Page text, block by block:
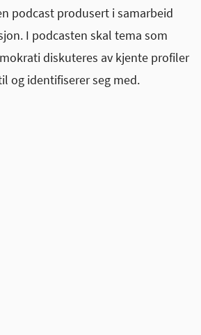
podcast produsert i samarbeid
I podcasten skal tema som
diskuteres av kjente profiler
og identifiserer seg med.